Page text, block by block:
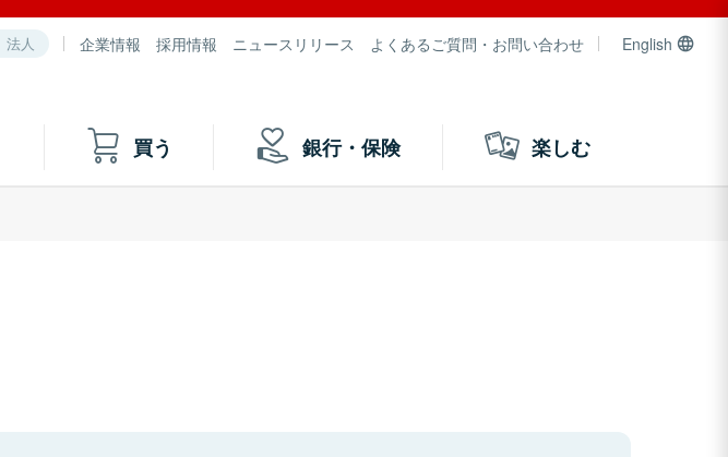
法人 企業情報 採用情報 ニュースリリース よくあるご質問・お問い合わせ English
買う 銀行・保険 楽しむ